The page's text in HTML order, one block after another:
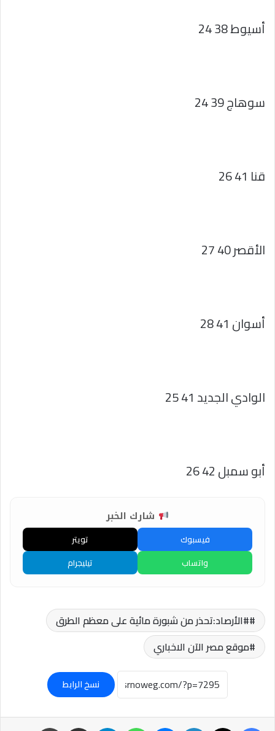
أسيوط 38 24
سوهاج 39 24
قنا 41 26
الأقصر 40 27
أسوان 41 28
الوادي الجديد 41 25
أبو سمبل 42 26
شارك الخبر
فيسبوك
تويتر
واتساب
تيليجرام
#الأرصاد:تحذر من شبورة مائية على معظم الطرق
موقع مصر الآن الاخباري
نسخ الرابط
فيسبوك لينكدإن ماسنجر واتساب تيلقرام مشاركة عبر البريد